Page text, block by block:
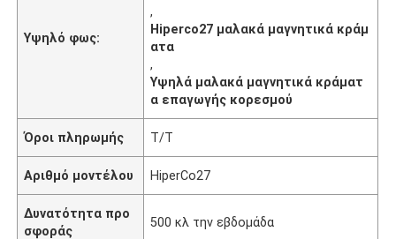
Υψηλό φως:
,
Hiperco27 μαλακά μαγνητικά κράμ
ατα
,
Υψηλά μαλακά μαγνητικά κράματ
α επαγωγής κορεσμού
Όροι πληρωμής T/T
Αριθμό μοντέλου HiperCo27
Δυνατότητα προ
σφοράς
500 κλ την εβδομάδα